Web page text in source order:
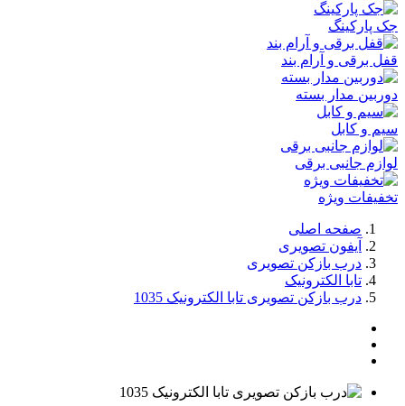
جک پارکینگ
قفل برقی و آرام بند
دوربین مدار بسته
سیم و کابل
لوازم جانبی برقی
تخفیفات ویژه
صفحه اصلی
آیفون تصویری
درب بازکن تصویری
تابا الکترونیک
درب بازکن تصویری تابا الکترونیک 1035